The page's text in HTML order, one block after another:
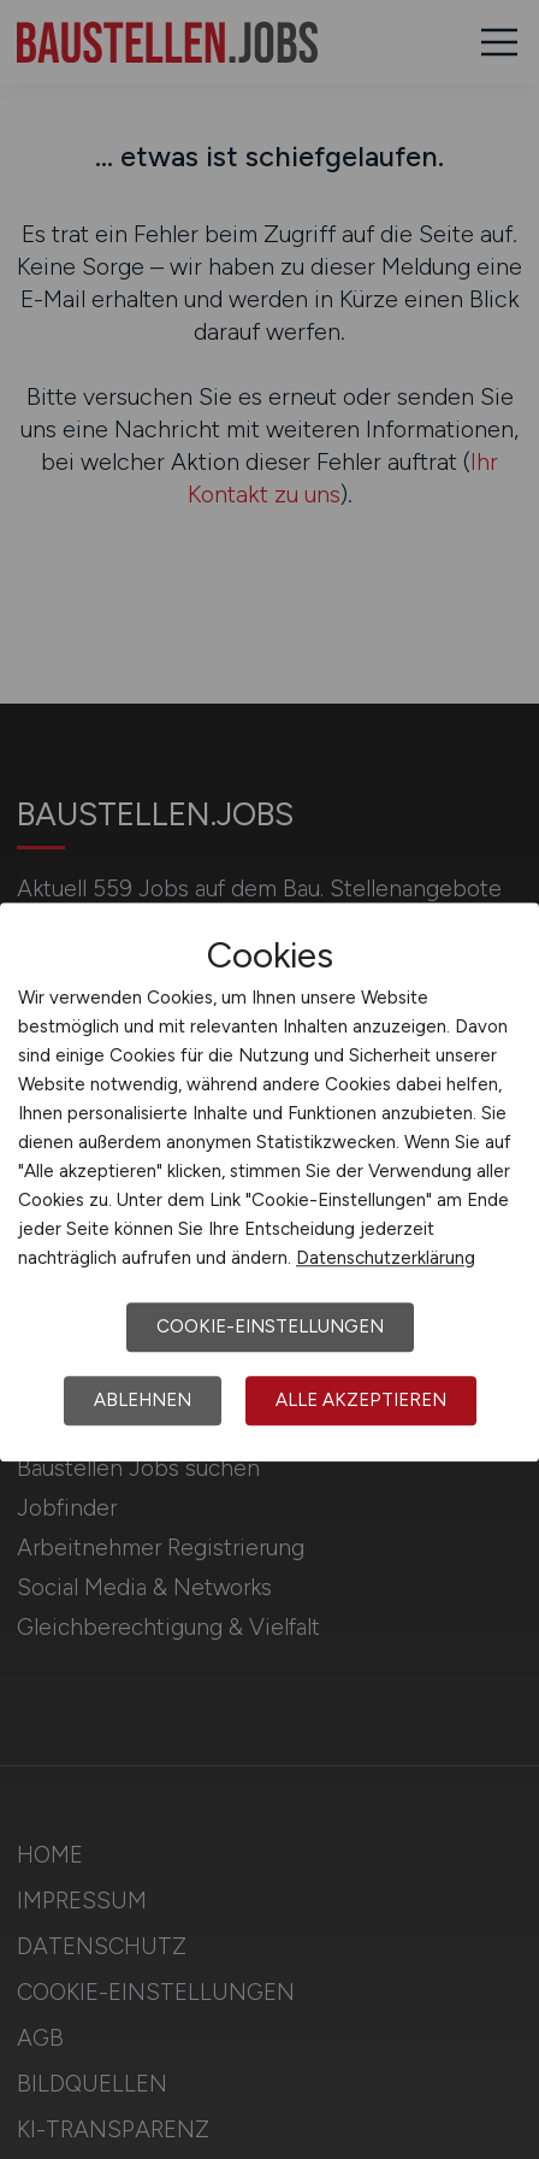
... etwas ist schiefgelaufen.
Es trat ein Fehler beim Zugriff auf die Seite auf.
Keine Sorge – wir haben zu dieser Meldung eine
E-Mail erhalten und werden in Kürze einen Blick
darauf werfen.
Bitte versuchen Sie es erneut oder senden Sie
uns eine Nachricht mit weiteren Informationen,
bei welcher Aktion dieser Fehler auftrat (Ihr
Kontakt zu uns).
BAUSTELLEN.JOBS
Aktuell 559 Jobs auf dem Bau. Stellenangebote
Betonbauer, Kranführer und Baggerfahrer.
Für Arbeitnehmer
Baustellen Jobs suchen
Jobfinder
Arbeitnehmer Registrierung
Social Media & Networks
Gleichberechtigung & Vielfalt
Für Arbeitgeber
Stellenanzeigen schalten
Mediadaten & Konditionen
Arbeitgeber Seite
Arbeitgeber Kontakt
HOME
IMPRESSUM
DATENSCHUTZ
COOKIE-EINSTELLUNGEN
AGB
BILDQUELLEN
KI-TRANSPARENZ
Cookies
Wir verwenden Cookies, um Ihnen unsere Website
bestmöglich und mit relevanten Inhalten anzuzeigen. Davon
sind einige Cookies für die Nutzung und Sicherheit unserer
Website notwendig, während andere Cookies dabei helfen,
Ihnen personalisierte Inhalte und Funktionen anzubieten. Sie
dienen außerdem anonymen Statistikzwecken. Wenn Sie auf
"Alle akzeptieren" klicken, stimmen Sie der Verwendung aller
Cookies zu. Unter dem Link "Cookie-Einstellungen" am Ende
jeder Seite können Sie Ihre Entscheidung jederzeit
nachträglich aufrufen und ändern. Datenschutzerklärung
COOKIE-EINSTELLUNGEN
ABLEHNEN ALLE AKZEPTIEREN